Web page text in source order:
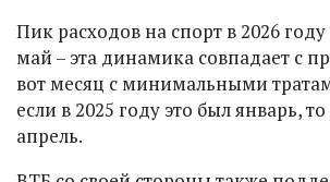
Пик расходов на спорт в 2026
май – эта динамика совпадает с
вот месяц с минимальными
если в 2025 году это был январь,
апрель.